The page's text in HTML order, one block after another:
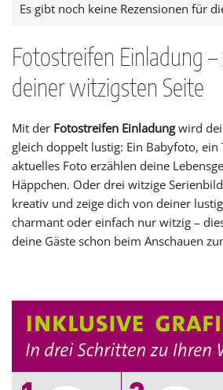
Es gibt noch keine Rezensionen für
Fotostreifen Einladung
deiner witzigsten Seite
Mit der Fotostreifen Einladungwird
gleich doppelt lustig: Ein Babyfoto, ein
aktuelles Foto erzählen deine
Häppchen. Oder drei witzige
kreativ und zeige dich von deiner
charmant oder einfach nur witzig –
deine Gäste schon beim Anschauen